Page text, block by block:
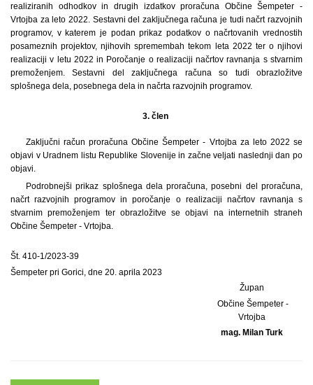
realiziranih odhodkov in drugih izdatkov proračuna Občine Šempeter -
Vrtojba za leto 2022. Sestavni del zaključnega računa je tudi načrt razvojnih
programov, v katerem je podan prikaz podatkov o načrtovanih vrednostih
posameznih projektov, njihovih spremembah tekom leta 2022 ter o njihovi
realizaciji v letu 2022 in Poročanje o realizaciji načrtov ravnanja s stvarnim
premoženjem. Sestavni del zaključnega računa so tudi obrazložitve
splošnega dela, posebnega dela in načrta razvojnih programov.
3. člen
Zaključni račun proračuna Občine Šempeter - Vrtojba za leto 2022 se
objavi v Uradnem listu Republike Slovenije in začne veljati naslednji dan po
objavi.
Podrobnejši prikaz splošnega dela proračuna, posebni del proračuna,
načrt razvojnih programov in poročanje o realizaciji načrtov ravnanja s
stvarnim premoženjem ter obrazložitve se objavi na internetnih straneh
Občine Šempeter - Vrtojba.
Št. 410-1/2023-39
Šempeter pri Gorici, dne 20. aprila 2023
Župan
Občine Šempeter -
Vrtojba
mag. Milan Turk